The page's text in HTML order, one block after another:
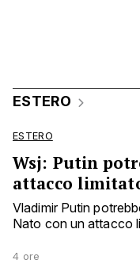
ESTERO
ESTERO
Wsj: Putin
attacco
Vladimir Putin
Nato con un attacco
4 ore